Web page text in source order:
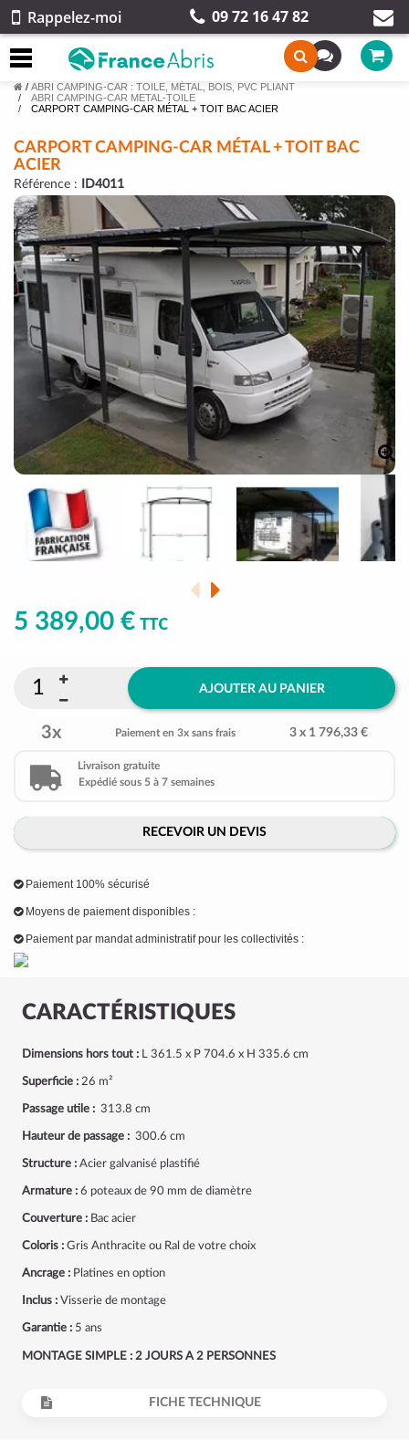
Rappelez-moi 09 72 16 47 82
/ ABRI CAMPING-CAR : TOILE, MÉTAL, BOIS, PVC PLIANT
ABRI CAMPING-CAR METAL-TOILE
CARPORT CAMPING-CAR MÉTAL + TOIT BAC ACIER
CARPORT CAMPING-CAR MÉTAL + TOIT BAC
ACIER
Référence : ID4011
CARACTÉRISTIQUES
Dimensions hors tout : L 361.5 x P 704.6 x H 335.6 cm
Superficie : 26 m²
Passage utile : 313.8 cm
Hauteur de passage : 300.6 cm
Structure : Acier galvanisé plastifié
Armature : 6 poteaux de 90 mm de diamètre
Couverture : Bac acier
Coloris : Gris Anthracite ou Ral de votre choix
Ancrage : Platines en option
Inclus : Visserie de montage
Garantie : 5 ans
MONTAGE SIMPLE : 2 JOURS A 2 PERSONNES
FICHE TECHNIQUE
5 389,00 € TTC
AJOUTER AU PANIER
3x Paiement en 3x sans frais 3 x 1 796,33 €
Livraison gratuite
Expédié sous 5 à 7 semaines
RECEVOIR UN DEVIS
Paiement 100% sécurisé
Moyens de paiement disponibles :
Paiement par mandat administratif pour les collectivités :